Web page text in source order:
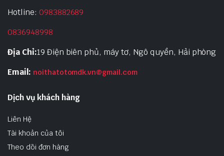
Hotline: 0983882689
0836948998
Địa Chỉ:19 Điện biên phủ, máy tơ, Ngô quyền, Hải phòng
Email: noithatotomdk.vn@gmail.com
Dịch vụ khách hàng
Liên Hệ
Tài khoản của tôi
Theo dõi đơn hàng